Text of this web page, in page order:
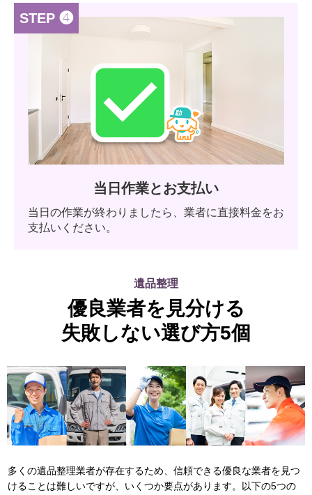
STEP ❹
当日作業とお支払い
当日の作業が終わりましたら、業者に直接料金をお
支払いください。
遺品整理
優良業者を見分ける
失敗しない選び方5個
多くの遺品整理業者が存在するため、信頼できる優良な業者を見つ
けることは難しいですが、いくつか要点があります。以下の5つの